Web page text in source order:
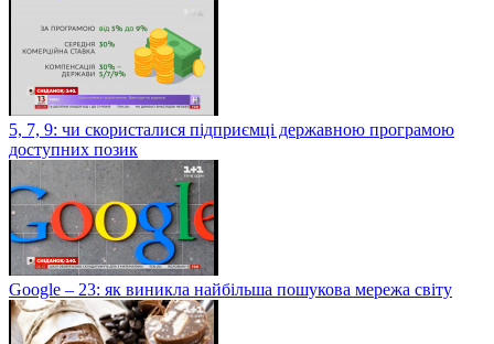
5, 7, 9: чи скористалися підприємці державною програмою
доступних позик
Google – 23: як виникла найбільша пошукова мережа світу